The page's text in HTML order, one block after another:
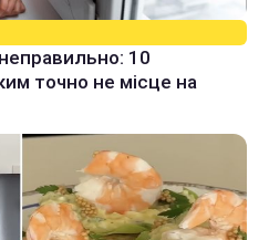
10
точно не місце на